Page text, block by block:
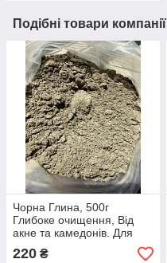
Подібні товари компанії
Чорна Глина, 500г
Глибоке очищення, Від
акне та камедонів. Для
жирної шкіри Термін до
08/2027
220 ₴